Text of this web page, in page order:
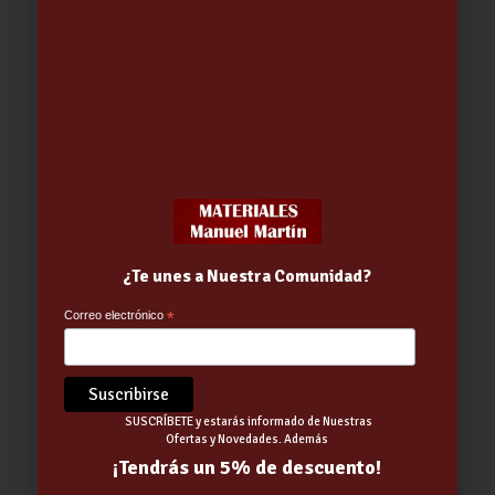
¿Te unes a Nuestra Comunidad?
Correo electrónico*
SUSCRÍBETE y estarás informado de Nuestras
Ofertas y Novedades. Además
¡Tendrás un 5% de descuento!